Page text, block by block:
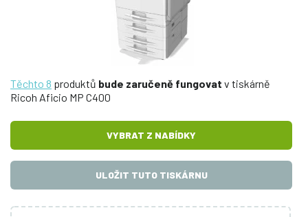
Těchto 8 produktů bude zaručeně fungovat v tiskárně
Ricoh Aficio MP C400
VYBRAT Z NABÍDKY
ULOŽIT TUTO TISKÁRNU